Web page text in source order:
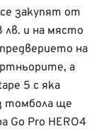
закупят от
лв. и на място
на
а
5 с яка
томбола ще
Go Pro HERO4